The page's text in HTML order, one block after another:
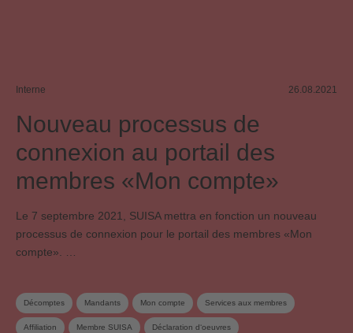
Interne 26.08.2021
Nouveau processus de
connexion au portail des
membres «Mon compte»
Le 7 septembre 2021, SUISA mettra en fonction un nouveau
processus de connexion pour le portail des membres «Mon
compte». …
Décomptes Mandants Mon compte Services aux membres
Affiliation Membre SUISA Déclaration d‘oeuvres